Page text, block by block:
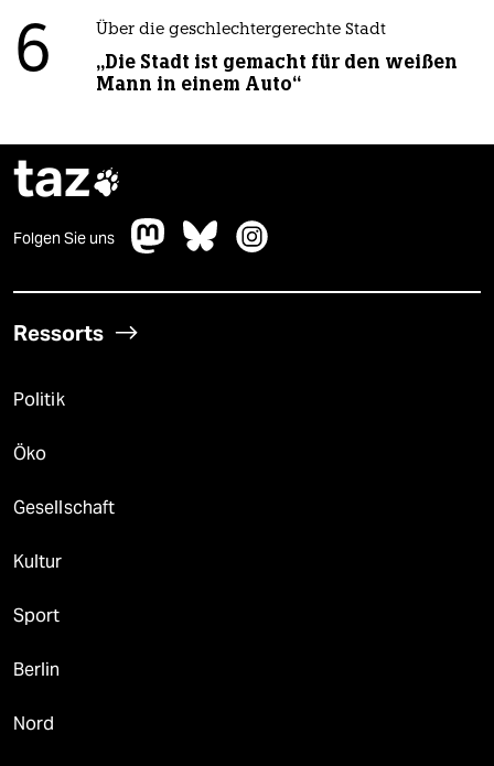
6 Über die geschlechtergerechte Stadt
„Die Stadt ist gemacht für den weißen
Mann in einem Auto“
taz
Folgen Sie uns
Ressorts
Politik
Öko
Gesellschaft
Kultur
Sport
Berlin
Nord